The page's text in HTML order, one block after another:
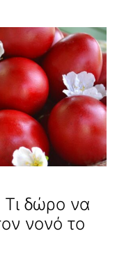
Τι δώρο να
νονό το